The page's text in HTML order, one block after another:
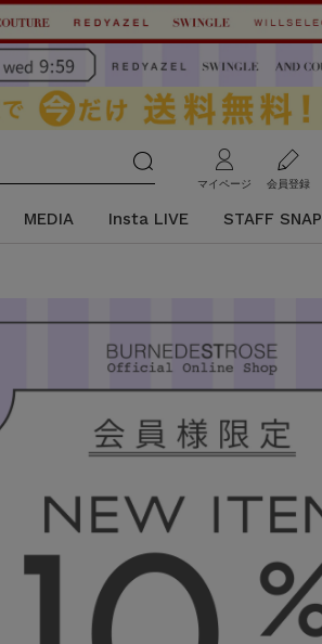
マイページ 会員登録
MEDIA Insta LIVE STAFF SNAP